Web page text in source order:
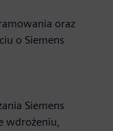
oraz
o Siemens
Siemens
wdrożeniu,